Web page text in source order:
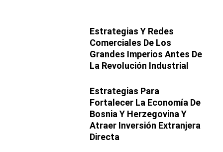
Estrategias Y Redes
Comerciales De Los
Grandes Imperios Antes De
La Revolución Industrial
Estrategias Para
Fortalecer La Economía De
Bosnia Y Herzegovina Y
Atraer Inversión Extranjera
Directa